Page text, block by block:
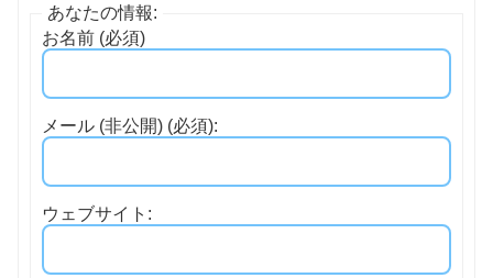
あなたの情報:
お名前 (必須)
メール (非公開) (必須):
ウェブサイト: